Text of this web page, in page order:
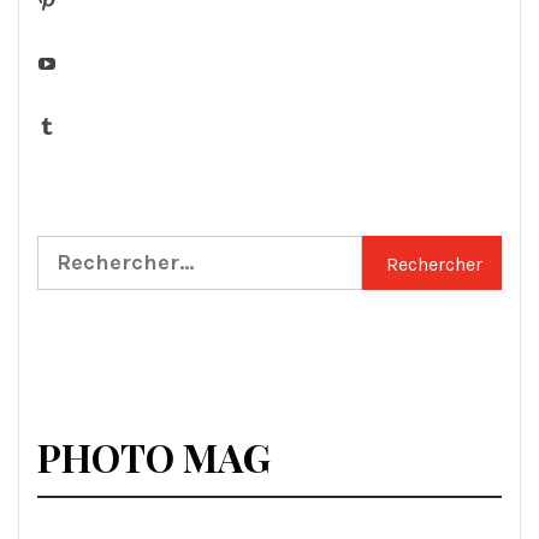
YouTube
Tumblr
Rechercher :
PHOTO MAG